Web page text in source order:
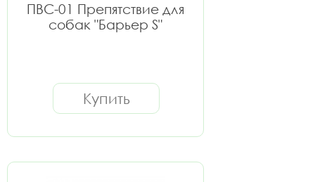
ПВС-01 Препятствие для
собак "Барьер S"
Купить